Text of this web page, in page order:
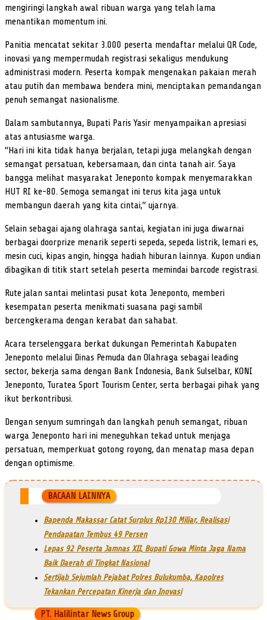
mengiringi langkah awal ribuan warga yang telah lama
menantikan momentum ini.
Panitia mencatat sekitar 3.000 peserta mendaftar melalui QR Code,
inovasi yang mempermudah registrasi sekaligus mendukung
administrasi modern. Peserta kompak mengenakan pakaian merah
atau putih dan membawa bendera mini, menciptakan pemandangan
penuh semangat nasionalisme.
Dalam sambutannya, Bupati Paris Yasir menyampaikan apresiasi
atas antusiasme warga.
“Hari ini kita tidak hanya berjalan, tetapi juga melangkah dengan
semangat persatuan, kebersamaan, dan cinta tanah air. Saya
bangga melihat masyarakat Jeneponto kompak menyemarakkan
HUT RI ke-80. Semoga semangat ini terus kita jaga untuk
membangun daerah yang kita cintai,” ujarnya.
Selain sebagai ajang olahraga santai, kegiatan ini juga diwarnai
berbagai doorprize menarik seperti sepeda, sepeda listrik, lemari es,
mesin cuci, kipas angin, hingga hadiah hiburan lainnya. Kupon undian
dibagikan di titik start setelah peserta memindai barcode registrasi.
Rute jalan santai melintasi pusat kota Jeneponto, memberi
kesempatan peserta menikmati suasana pagi sambil
bercengkerama dengan kerabat dan sahabat.
Acara terselenggara berkat dukungan Pemerintah Kabupaten
Jeneponto melalui Dinas Pemuda dan Olahraga sebagai leading
sector, bekerja sama dengan Bank Indonesia, Bank Sulselbar, KONI
Jeneponto, Turatea Sport Tourism Center, serta berbagai pihak yang
ikut berkontribusi.
Dengan senyum sumringah dan langkah penuh semangat, ribuan
warga Jeneponto hari ini meneguhkan tekad untuk menjaga
persatuan, memperkuat gotong royong, dan menatap masa depan
dengan optimisme.
BACAAN LAINNYA
Bapenda Makassar Catat Surplus Rp130 Miliar, Realisasi
Pendapatan Tembus 49 Persen
Lepas 92 Peserta Jamnas XII, Bupati Gowa Minta Jaga Nama
Baik Daerah di Tingkat Nasional
Sertijab Sejumlah Pejabat Polres Bulukumba, Kapolres
Tekankan Percepatan Kinerja dan Inovasi
PT. Halilintar News Group